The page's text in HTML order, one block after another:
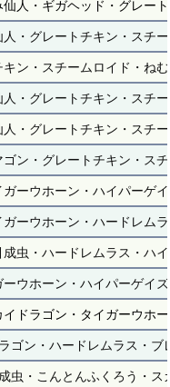
仙人・ギガヘッド・グレー
・グレートチキン・スチ
ン・スチームロイド・ね
・グレートチキン・スチ
・グレートチキン・スチ
ン・グレートチキン・ス
ーウホーン・ハイパーゲ
ーウホーン・ハードレム
虫・ハードレムラス・ハ
ウホーン・ハイパーゲイ
イドラゴン・タイガーウホ
ゴン・ハードレムラス・ブ
虫・こんとんふくろう・